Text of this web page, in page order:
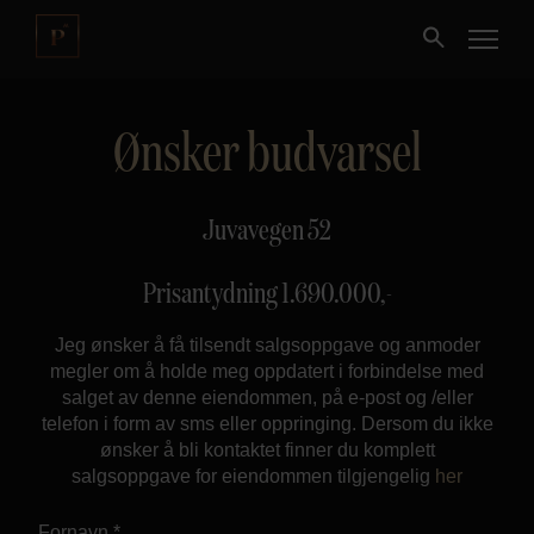
Kjøpe
Nybygg
Næring
Fritidseiendom
Finansiering
Ønsker budvarsel
Juvavegen 52
Prisantydning1.690.000,-
Jeg ønsker å få tilsendt salgsoppgave og anmoder
megler om å holde meg oppdatert i forbindelse med
salget av denne eiendommen, på e-post og /eller
telefon i form av sms eller oppringing. Dersom du ikke
ønsker å bli kontaktet finner du komplett
salgsoppgave for eiendommen tilgjengelig her